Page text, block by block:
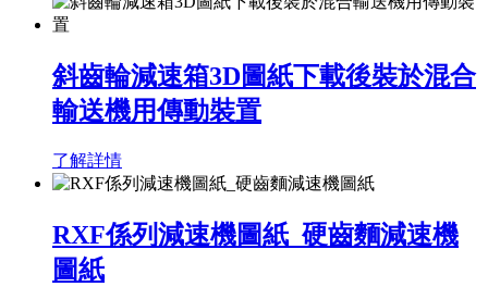
斜齒輪減速箱3D圖紙下載後裝於混合
輸送機用傳動裝置
了解詳情
RXF係列減速機圖紙_硬齒麵減速機
圖紙